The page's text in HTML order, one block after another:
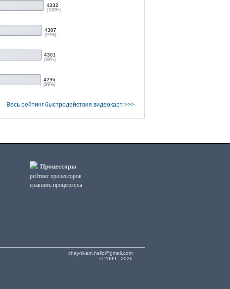
4332
(100%)
4307
(99%)
4301
(99%)
4296
(99%)
Весь рейтинг быстродействия видеокарт >>>
Процессоры
рейтинг процессоров
сравнить процессоры
chaynikam.hello@gmail.com
© 2009 - 2026